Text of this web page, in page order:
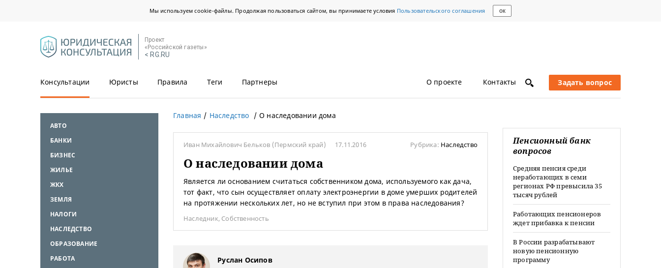
Мы используем cookie-файлы. Продолжая пользоваться сайтом, вы принимаете условия Пользовательского соглашения ОК
Проект
«Российской газеты»
< RG.RU
Консультации Юристы Правила Теги Партнеры О проекте Контакты Задать вопрос
АВТО
БАНКИ
БИЗНЕС
ЖИЛЬЕ
ЖКХ
ЗЕМЛЯ
НАЛОГИ
НАСЛЕДСТВО
ОБРАЗОВАНИЕ
РАБОТА
Главная Наследство О наследовании дома
Иван Михайлович Бельков (Пермский край) 17.11.2016 Рубрика: Наследство
О наследовании дома
Является ли основанием считаться собственником дома, используемого как дача,
тот факт, что сын осуществляет оплату электроэнергии в доме умерших родителей
на протяжении нескольких лет, но не вступил при этом в права наследования?
Наследник, Собственность
Руслан Осипов
Пенсионный банк
вопросов
Средняя пенсия среди
неработающих в семи
регионах РФ превысила 35
тысяч рублей
Работающих пенсионеров
ждет прибавка к пенсии
В России разрабатывают
новую пенсионную
программу